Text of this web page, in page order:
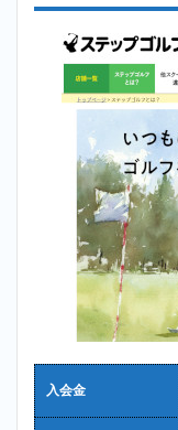
入会金